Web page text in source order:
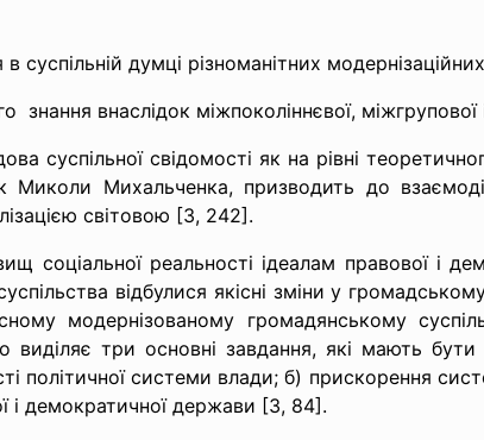
суспільній думці різноманітних
знання внаслідок міжпоколіннєвої, міжгрупової
суспільної свідомості як на рівні
Михальченка, призводить до
світовою [3, 242].
соціальної реальності ідеалам правової і
відбулися якісні зміни у
модернізованому громадянському
три основні завдання, які мають
політичної системи влади; б) прискорення
і демократичної держави [3, 84].